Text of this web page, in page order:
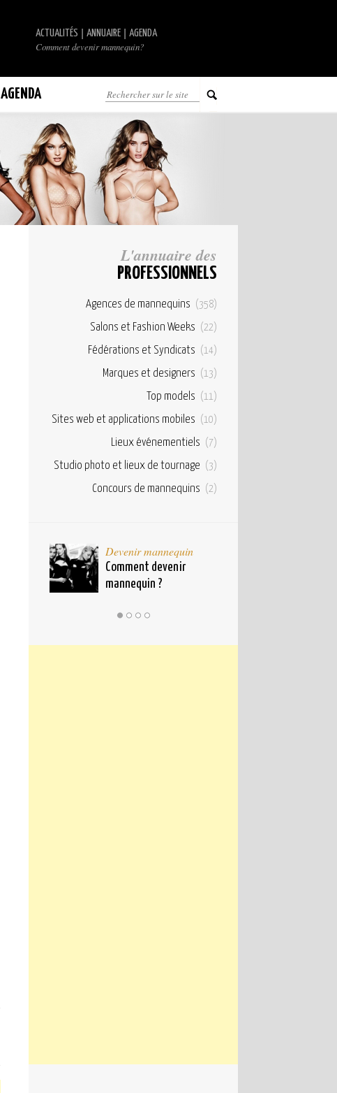
ACTUALITÉS ANNUAIRE AGENDA
Comment devenir mannequin?
AGENDA
L'annuaire des
PROFESSIONNELS
Agences de mannequins (358)
Salons et Fashion Weeks (22)
Fédérations et Syndicats (14)
Marques et designers (13)
Top models (11)
Sites web et applications mobiles (10)
Lieux événementiels (7)
Studio photo et lieux de tournage (3)
Concours de mannequins (2)
Devenir mannequin
Comment devenir
mannequin ?